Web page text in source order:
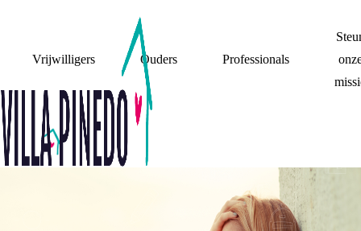
Vrijwilligers Ouders Professionals